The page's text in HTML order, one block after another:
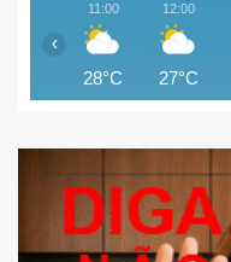
11:00
28°C
12:00
27°C
‹